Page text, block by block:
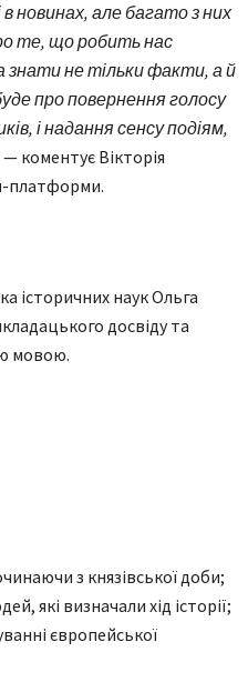
новинах, але багато з них
те, що робить нас
знати не тільки факти, а й
про повернення голосу
і надання сенсу подіям,
— коментує Вікторія
платформи.
історичних наук Ольга
досвіду та
мовою.
з князівської доби;
які визначали хід історії;
європейської